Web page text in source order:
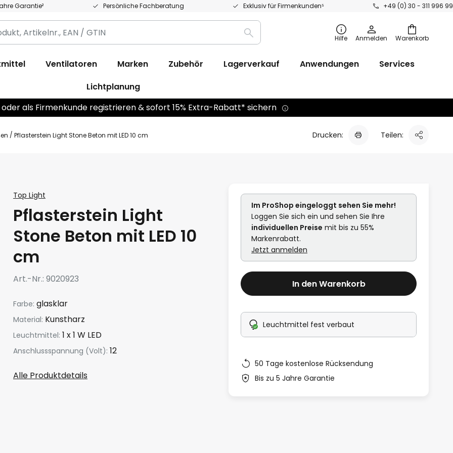
Garantie² Persönliche Fachberatung Exklusiv für Firmenkunden⁵ +49 (0) 30 - 311 996 99
Warenkorb
Suche Hilfe Anmelden
Ventilatoren Marken Zubehör Lagerverkauf Anwendungen
Services
Lichtplanung
als Firmenkunde registrieren & sofort 15% Extra-Rabatt* sichern
Pflasterstein Light Stone Beton mit LED 10 cm Drucken: Teilen:
Top Light
Pflasterstein Light
Stone Beton mit LED 10
cm
Art.-Nr. 9020923
Farbe: glasklar
Material: Kunstharz
Leuchtmittel: 1 x 1 W LED
Anschlussspannung (Volt): 12
Alle Produktdetails
Im ProShop eingeloggt sehen Sie mehr!
Loggen Sie sich ein und sehen Sie Ihre
individuellen Preise mit bis zu 55%
Markenrabatt.
Jetzt anmelden
In den Warenkorb
Leuchtmittel fest verbaut
50 Tage kostenlose Rücksendung
Bis zu 5 Jahre Garantie